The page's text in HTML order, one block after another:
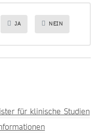
JA NEIN
für klinische Studien